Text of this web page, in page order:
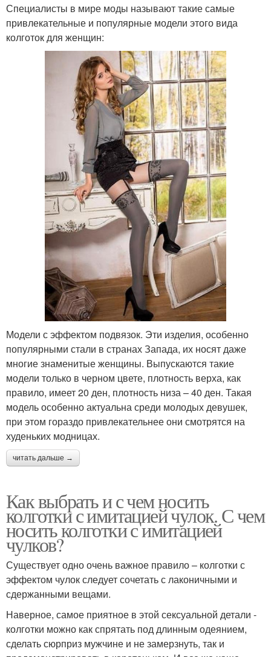
Специалисты в мире моды называют такие самые
привлекательные и популярные модели этого вида
колготок для женщин:
Модели с эффектом подвязок. Эти изделия, особенно
популярными стали в странах Запада, их носят даже
многие знаменитые женщины. Выпускаются такие
модели только в черном цвете, плотность верха, как
правило, имеет 20 ден, плотность низа – 40 ден. Такая
модель особенно актуальна среди молодых девушек,
при этом гораздо привлекательнее они смотрятся на
худеньких модницах.
читать дальше →
Как выбрать и с чем носить
колготки с имитацией чулок. С чем
носить колготки с имитацией
чулков?
Существует одно очень важное правило – колготки с
эффектом чулок следует сочетать с лаконичными и
сдержанными вещами.
Наверное, самое приятное в этой сексуальной детали -
колготки можно как спрятать под длинным одеянием,
сделать сюрприз мужчине и не замерзнуть, так и